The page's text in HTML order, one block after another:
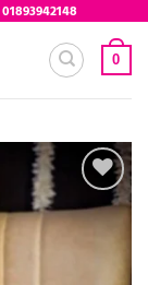
01893942148
0
Add to
wishlist